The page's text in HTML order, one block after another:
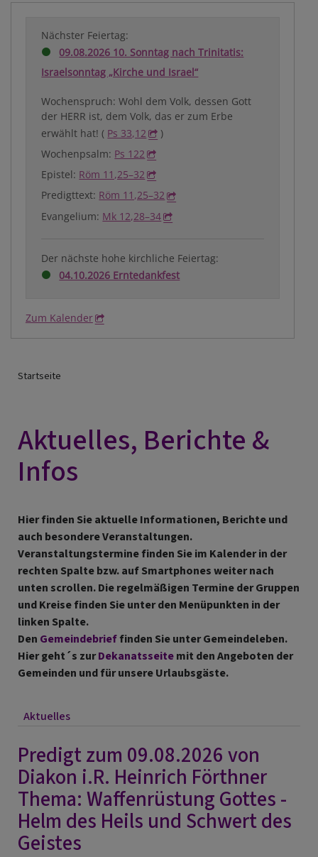
Nächster Feiertag:
09.08.2026 10. Sonntag nach Trinitatis:
Israelsonntag „Kirche und Israel“
Wochenspruch: Wohl dem Volk, dessen Gott
der HERR ist, dem Volk, das er zum Erbe
erwählt hat! ( Ps 33,12
)
Wochenpsalm: Ps 122
Epistel: Röm 11,25–32
Predigttext: Röm 11,25–32
Evangelium: Mk 12,28–34
Der nächste hohe kirchliche Feiertag:
04.10.2026 Erntedankfest
Zum Kalender
Breadcrumb
Startseite
Aktuelles, Berichte &
Infos
Hier finden Sie aktuelle Informationen, Berichte und
auch besondere Veranstaltungen.
Veranstaltungstermine finden Sie im Kalender in der
rechten Spalte bzw. auf Smartphones weiter nach
unten scrollen. Die regelmäßigen Termine der Gruppen
und Kreise finden Sie unter den Menüpunkten in der
linken Spalte.
Den Gemeindebrieffinden Sie unter Gemeindeleben.
Hier geht´s zurDekanatsseitemit den Angeboten der
Gemeinden und für unsere Urlaubsgäste.
Aktuelles
Predigt zum 09.08.2026 von
Diakon i.R. Heinrich Förthner
Thema: Waffenrüstung Gottes -
Helm des Heils und Schwert des
Geistes